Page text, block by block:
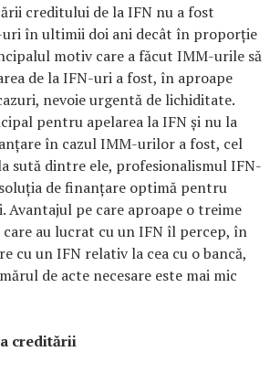
creditului de la IFN nu a fost
în ultimii doi ani decât în proporție
motiv care a făcut IMM-urile să
de la IFN-uri a fost, în aproape
nevoie urgentă de lichiditate.
pentru apelarea la IFN și nu la
în cazul IMM-urilor a fost, cel
sută dintre ele, profesionalismul IFN-
de finanțare optimă pentru
Avantajul pe care aproape o treime
au lucrat cu un IFN îl percep, în
cu un IFN relativ la cea cu o bancă,
de acte necesare este mai mic
creditării